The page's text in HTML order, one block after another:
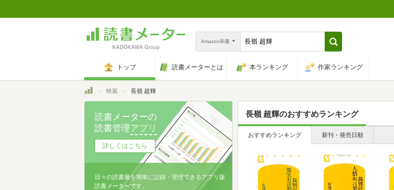
Amazon和書
トップ 読書メーターとは 本ランキング 作家ランキング
トップ検索 長嶺 超輝
長嶺 超輝のおすすめランキング
おすすめランキング 新刊・発売日順
読書メーターの
読書管理アプリ
詳しくはこちら
日々の読書量を簡単に記録・管理できるアプリ版
読書メーターです。